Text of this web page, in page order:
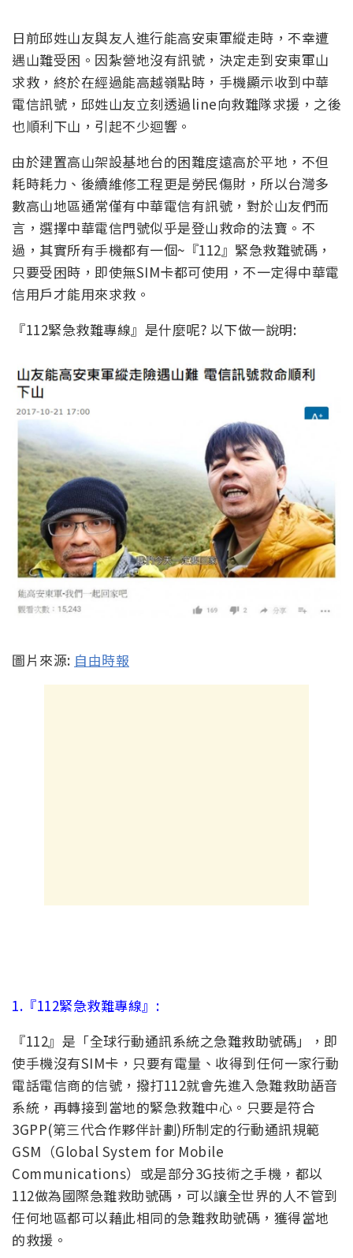
日前邱姓山友與友人進行能高安東軍縱走時，不幸遭
遇山難受困。因紮營地沒有訊號，決定走到安東軍山
求救，終於在經過能高越嶺點時，手機顯示收到中華
電信訊號，邱姓山友立刻透過line向救難隊求援，之後
也順利下山，引起不少迴響。
由於建置高山架設基地台的困難度遠高於平地，不但
耗時耗力、後續維修工程更是勞民傷財，所以台灣多
數高山地區通常僅有中華電信有訊號，對於山友們而
言，選擇中華電信門號似乎是登山救命的法寶。不
過，其實所有手機都有一個~『112』緊急救難號碼，
只要受困時，即使無SIM卡都可使用，不一定得中華電
信用戶才能用來求救。
『112緊急救難專線』是什麼呢? 以下做一說明:
圖片來源: 自由時報
1.『112緊急救難專線』:
『112』是「全球行動通訊系統之急難救助號碼」，即
使手機沒有SIM卡，只要有電量、收得到任何一家行動
電話電信商的信號，撥打112就會先進入急難救助語音
系統，再轉接到當地的緊急救難中心。只要是符合
3GPP(第三代合作夥伴計劃)所制定的行動通訊規範
GSM（Global System for Mobile
Communications）或是部分3G技術之手機，都以
112做為國際急難救助號碼，可以讓全世界的人不管到
任何地區都可以藉此相同的急難救助號碼，獲得當地
的救援。